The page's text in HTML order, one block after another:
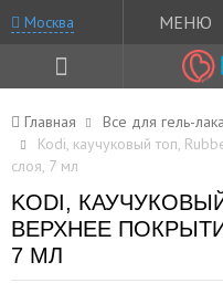
Москва МЕНЮ
Главная Все для гель-лака
Kodi, каучуковый топ,
слоя, 7 мл
KODI,
ВЕРХНЕЕ
7 МЛ